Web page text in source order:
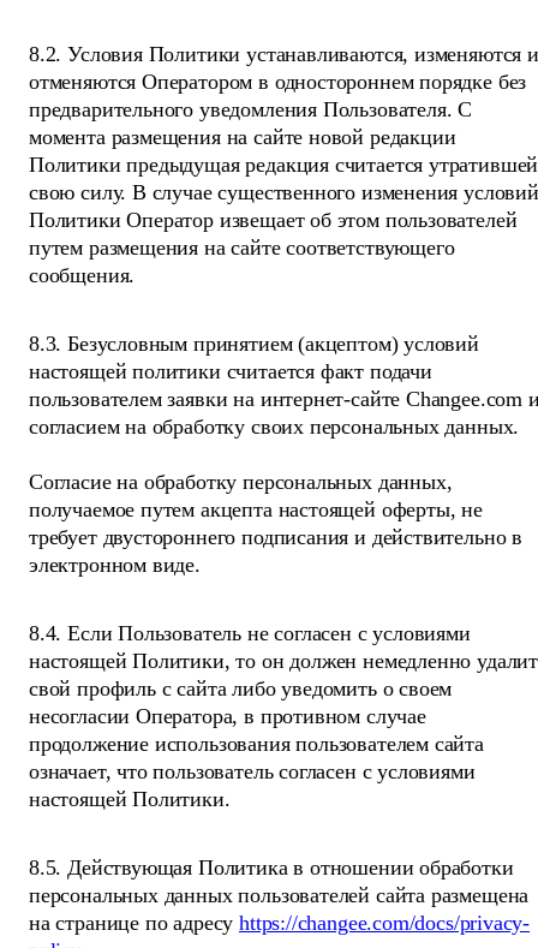
8.2. Условия Политики устанавливаются, изменяются и
отменяются Оператором в одностороннем порядке без
предварительного уведомления Пользователя. С
момента размещения на сайте новой редакции
Политики предыдущая редакция считается утратившей
свою силу. В случае существенного изменения условий
Политики Оператор извещает об этом пользователей
путем размещения на сайте соответствующего
сообщения.
8.3. Безусловным принятием (акцептом) условий
настоящей политики считается факт подачи
пользователем заявки на интернет-сайте Changee.com
согласием на обработку своих персональных данных.
Согласие на обработку персональных данных,
получаемое путем акцепта настоящей оферты, не
требует двустороннего подписания и действительно в
электронном виде.
8.4. Если Пользователь не согласен с условиями
настоящей Политики, то он должен немедленно
свой профиль с сайта либо уведомить о своем
несогласии Оператора, в противном случае
продолжение использования пользователем сайта
означает, что пользователь согласен с условиями
настоящей Политики.
8.5. Действующая Политика в отношении обработки
персональных данных пользователей сайта размещена
на странице по адресуhttps://changee.com/docs/privacy-